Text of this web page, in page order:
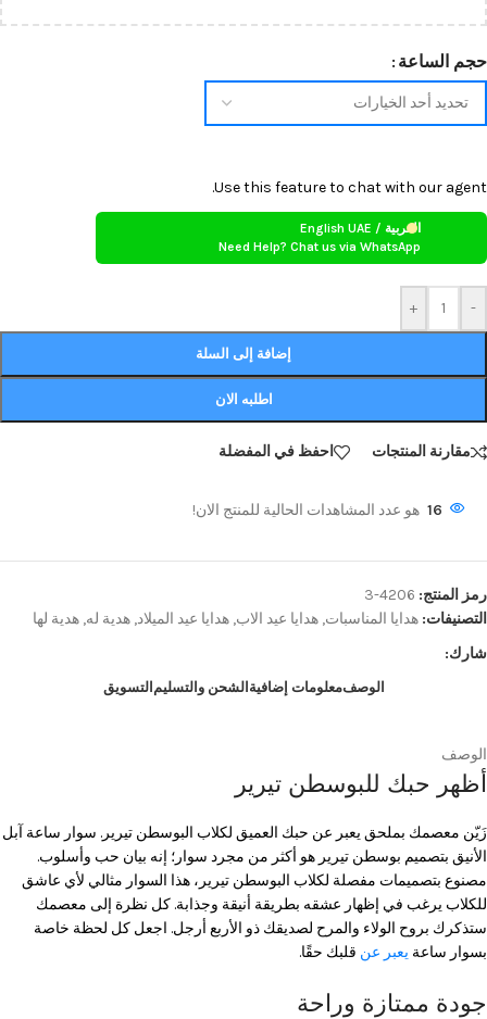
حجم الساعة
-
+
Use this feature to chat with our agent.
العربية / English UAE
Need Help? Chat us via WhatsApp
إضافة إلى السلة
اطلبه الان
مقارنة المنتجات احفظ في المفضلة
16 هو عدد المشاهدات الحالية للمنتج الان!
رمز المنتج: 4206-3
التصنيفات: هدايا المناسبات, هدايا عيد الاب, هدايا عيد الميلاد, هدية له, هدية لها
شارك:
الوصفمعلومات إضافيةالشحن والتسليمالتسويق
الوصف
أظهر حبك للبوسطن تيرير
زَيّن معصمك بملحق يعبر عن حبك العميق لكلاب البوسطن تيرير. سوار ساعة آبل
الأنيق بتصميم بوسطن تيرير هو أكثر من مجرد سوار؛ إنه بيان حب وأسلوب.
مصنوع بتصميمات مفصلة لكلاب البوسطن تيرير، هذا السوار مثالي لأي عاشق
للكلاب يرغب في إظهار عشقه بطريقة أنيقة وجذابة. كل نظرة إلى معصمك
ستذكرك بروح الولاء والمرح لصديقك ذو الأربع أرجل. اجعل كل لحظة خاصة
بسوار ساعة يعبر عن قلبك حقًا.
جودة ممتازة وراحة